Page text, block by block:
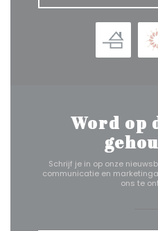
Word op
Schrijf je in op onze
communicatie en
ons te